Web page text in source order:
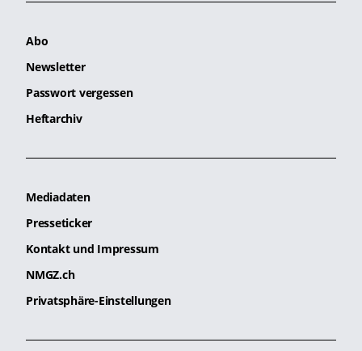
Abo
Newsletter
Passwort vergessen
Heftarchiv
Mediadaten
Presseticker
Kontakt und Impressum
NMGZ.ch
Privatsphäre-Einstellungen